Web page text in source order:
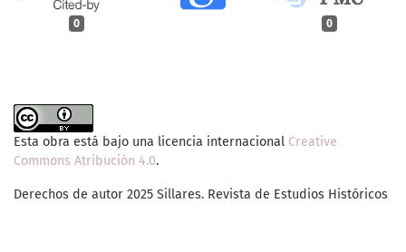
0 0
Esta obra está bajo una licencia internacional Creative
Commons Atribución 4.0.
Derechos de autor 2025 Sillares. Revista de Estudios Históricos